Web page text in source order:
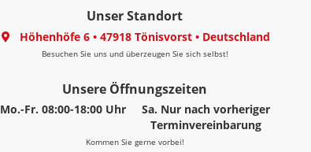
Unser Standort
Höhenhöfe 6• 47918 Tönisvorst• Deutschland
Besuchen Sie uns und überzeugen Sie sich selbst!
Unsere Öffnungszeiten
Mo.-Fr. 08:00-18:00 Uhr
Sa. Nur nach vorheriger
Terminvereinbarung
Kommen Sie gerne vorbei!